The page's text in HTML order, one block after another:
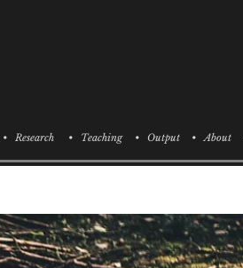
• Research • Teaching • Output • About